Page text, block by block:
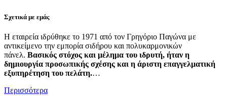
Σχετικά με εμάς
Η εταιρεία ιδρύθηκε το 1971 από τον Γρηγόριο Παγώνα με
αντικείμενο την εμπορία σιδήρου και πολυκαρμονικών
πάνελ. Βασικός στόχος και μέλημα του ιδρυτή, ήταν η
δημιουργία προσωπικής σχέσης και η άριστη επαγγελματική
εξυπηρέτηση του πελάτη.…
Περισσότερα